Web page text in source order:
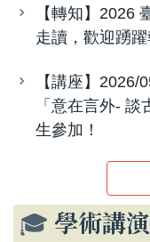
【轉知】
走讀，歡迎踴
【講座】
「意在言外-
生參加！
🎓 學術講演